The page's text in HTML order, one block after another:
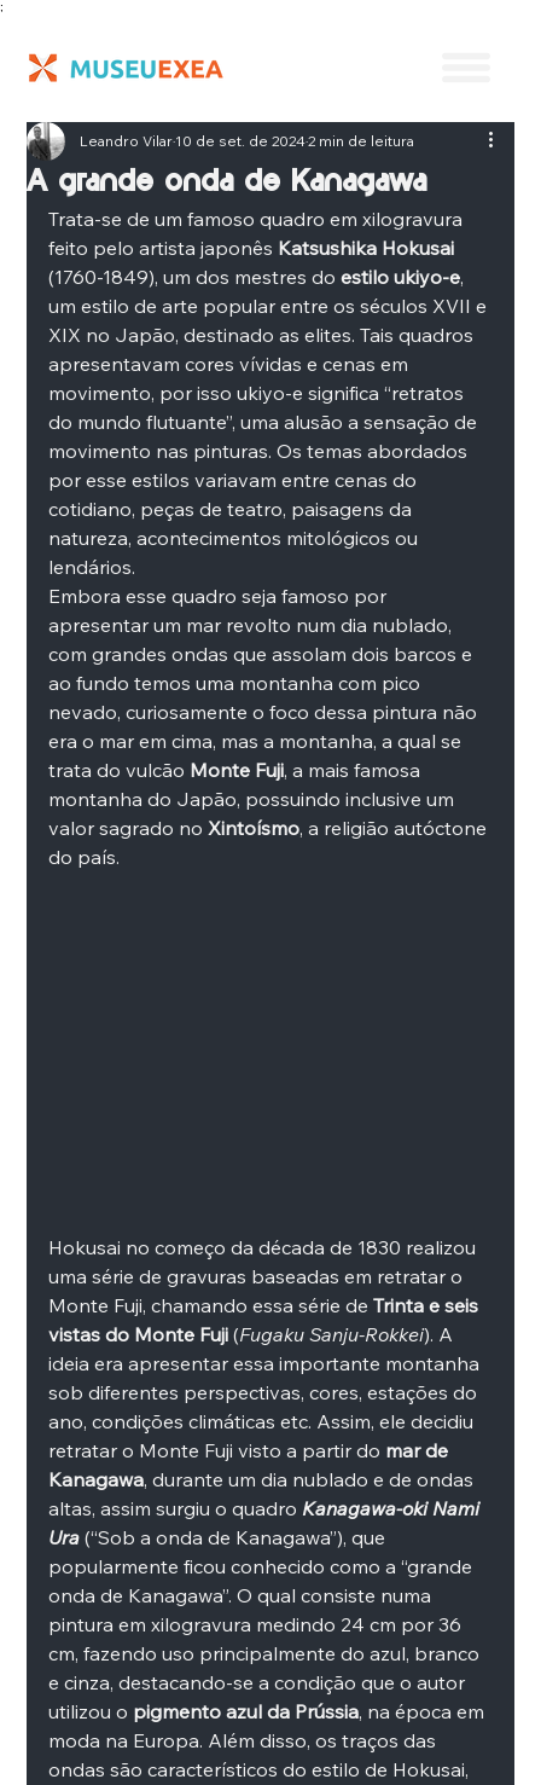
;
A grande onda de Kanagawa
Leandro Vilar10 de set. de 20242 min de leitura
Trata-se de um famoso quadro em xilogravura
feito pelo artista japonês Katsushika Hokusai
(1760-1849), um dos mestres do estilo ukiyo-e,
um estilo de arte popular entre os séculos XVII e
XIX no Japão, destinado as elites. Tais quadros
apresentavam cores vívidas e cenas em
movimento, por isso ukiyo-e significa “retratos
do mundo flutuante”, uma alusão a sensação de
movimento nas pinturas. Os temas abordados
por esse estilos variavam entre cenas do
cotidiano, peças de teatro, paisagens da
natureza, acontecimentos mitológicos ou
lendários.
Embora esse quadro seja famoso por
apresentar um mar revolto num dia nublado,
com grandes ondas que assolam dois barcos e
ao fundo temos uma montanha com pico
nevado, curiosamente o foco dessa pintura não
era o mar em cima, mas a montanha, a qual se
trata do vulcão Monte Fuji, a mais famosa
montanha do Japão, possuindo inclusive um
valor sagrado no Xintoísmo, a religião autóctone
do país.
Hokusai no começo da década de 1830 realizou
uma série de gravuras baseadas em retratar o
Monte Fuji, chamando essa série de Trinta e seis
vistas do Monte Fuji (Fugaku Sanju-Rokkei). A
ideia era apresentar essa importante montanha
sob diferentes perspectivas, cores, estações do
ano, condições climáticas etc. Assim, ele decidiu
retratar o Monte Fuji visto a partir do mar de
Kanagawa, durante um dia nublado e de ondas
altas, assim surgiu o quadro Kanagawa-oki Nami
Ura (“Sob a onda de Kanagawa”), que
popularmente ficou conhecido como a “grande
onda de Kanagawa”. O qual consiste numa
pintura em xilogravura medindo 24 cm por 36
cm, fazendo uso principalmente do azul, branco
e cinza, destacando-se a condição que o autor
utilizou o pigmento azul da Prússia, na época em
moda na Europa. Além disso, os traços das
ondas são característicos do estilo de Hokusai,